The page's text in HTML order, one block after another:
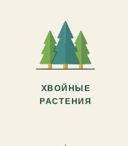
ХВОЙНЫЕ
РАСТЕНИЯ